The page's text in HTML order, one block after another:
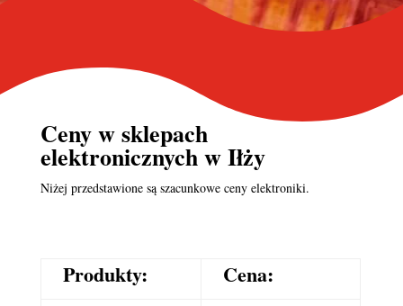
Ceny wsklepach
elektronicznychw Iłży
Niżej przedstawione są szacunkowe ceny elektroniki.
Produkty: Cena: